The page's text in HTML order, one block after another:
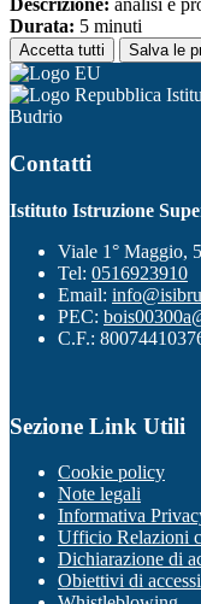
Descrizione: analisi e
Durata: 5 minuti
Accetta tutti Salva le
Budrio
Contatti
Istituto Istruzione
Viale 1° Maggio,
Tel: 0516923910
Email:
PEC:
C.F.:
Sezione Link Utili
Cookie policy
Note legali
Informativa
Ufficio Relazioni
Dichiarazione di
Obiettivi di